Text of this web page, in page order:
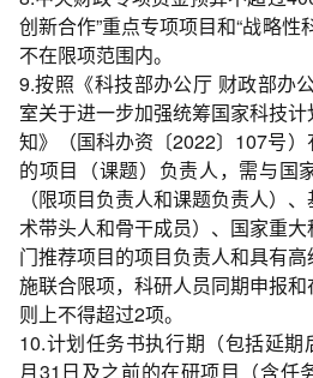
创新合作”重点专项项目和“战略性
不在限项范围内。
9.按照《科技部办公厅 财政部办
室关于进一步加强统筹国家科技
知》（国科办资〔2022〕107号
的项目（课题）负责人，需与国
（限项目负责人和课题负责人）
术带头人和骨干成员）、国家重
门推荐项目的项目负责人和具有
施联合限项，科研人员同期申报
则上不得超过2项。
10.计划任务书执行期（包括延
月31日及之前的在研项目（含任